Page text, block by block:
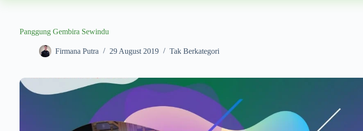
Panggung Gembira Sewindu
Firmana Putra 29 August 2019 Tak Berkategori